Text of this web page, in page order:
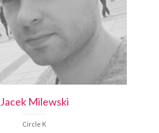
Jacek Milewski
Circle K